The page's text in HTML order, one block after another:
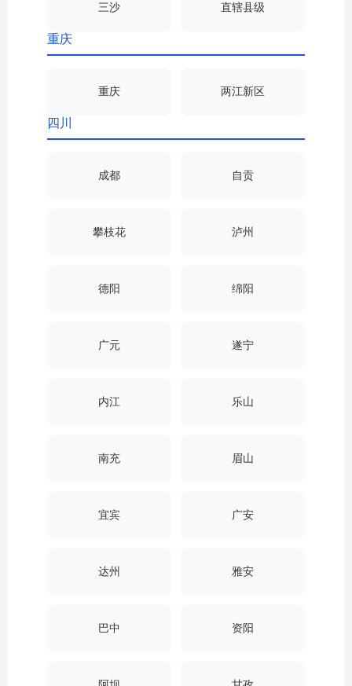
三沙 直辖县级
重庆
重庆 两江新区
四川
成都 自贡
攀枝花 泸州
德阳 绵阳
广元 遂宁
内江 乐山
南充 眉山
宜宾 广安
达州 雅安
巴中 资阳